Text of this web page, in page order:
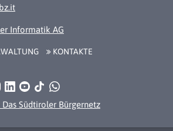
Informatik AG
KONTAKTE
Instagram
LinkedInYouTube
TikTokWhatsApp
Das Südtiroler Bürgernetz